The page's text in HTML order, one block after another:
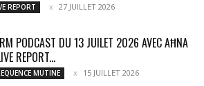
REPORT 27 JUILLET 2026
PODCAST DU 13 JUILET 2026 AVEC AĦNA
REPORT...
MUTINE 15 JUILLET 2026